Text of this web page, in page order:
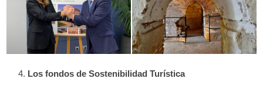
Los fondos de Sostenibilidad Turística